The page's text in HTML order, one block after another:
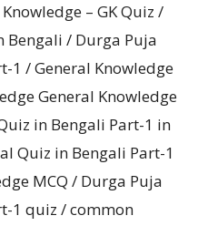
– GK Quiz /
Bengali / Durga Puja
1 / General Knowledge
General Knowledge
in Bengali Part-1 in
Quiz in Bengali Part-1
MCQ / Durga Puja
1 quiz / common